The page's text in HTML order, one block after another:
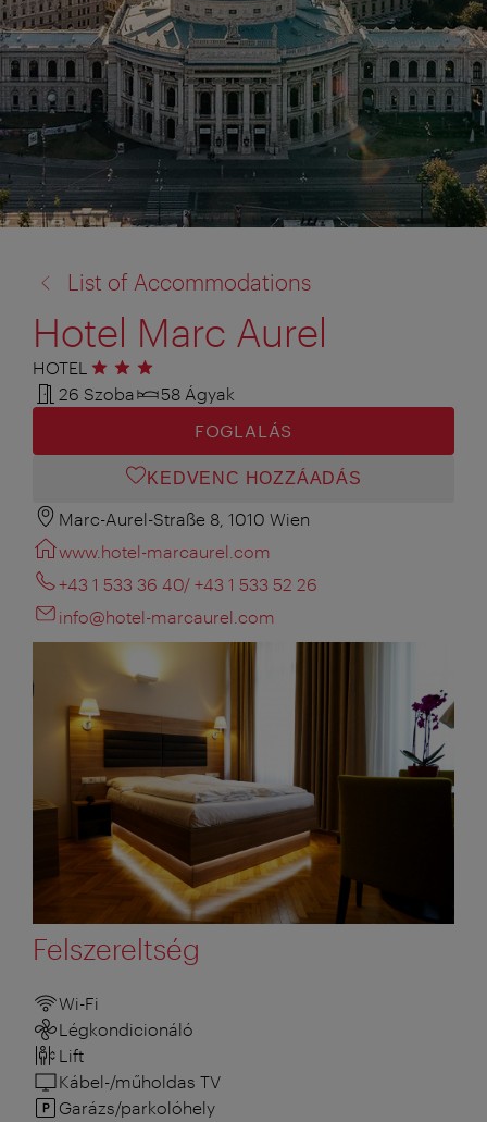
a:
List of Accommodations
Hotel Marc Aurel
HOTEL 3 csillag
26 Szoba
58 Ágyak
FOGLALÁS
KEDVENC HOZZÁADÁS
Marc-Aurel-Straße 8, 1010 Wien
www.hotel-marcaurel.com
+43 1 533 36 40/ +43 1 533 52 26
info@hotel-marcaurel.com
Felszereltség
Wi-Fi
Légkondicionáló
Lift
Kábel-/műholdas TV
Garázs/parkolóhely